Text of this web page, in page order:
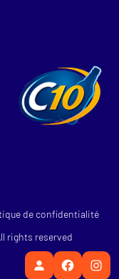
de confidentialité
rights reserved